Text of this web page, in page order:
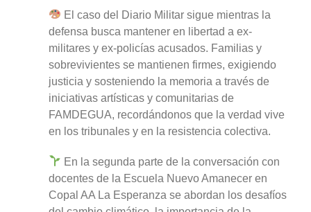
El caso del Diario Militar sigue mientras la
defensa busca mantener en libertad a ex-
militares y ex-policías acusados. Familias y
sobrevivientes se mantienen firmes, exigiendo
justicia y sosteniendo la memoria a través de
iniciativas artísticas y comunitarias de
FAMDEGUA, recordándonos que la verdad vive
en los tribunales y en la resistencia colectiva.
En la segunda parte de la conversación con
docentes de la Escuela Nuevo Amanecer en
Copal AA La Esperanza se abordan los desafíos